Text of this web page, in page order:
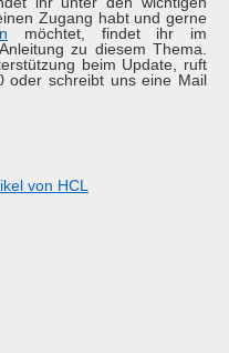
Zugang habt und gerne
möchtet, findet ihr im
zu diesem Thema.
beim Update, ruft
oder schreibt uns eine Mail
von HCL